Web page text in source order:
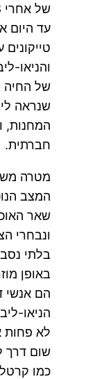
עד היום
והניאו-
של החיה
שנראה
המחנות,
חברתית.
מטרה
המצב
שאר
ונבחרי
בלתי
באופן
הם אנשי
הניאו-
לא פחות
שום דרך
כמו